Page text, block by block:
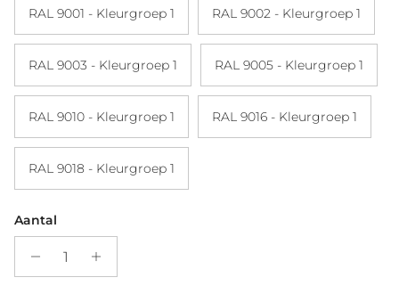
RAL 9001 - Kleurgroep 1 RAL 9002 - Kleurgroep 1
RAL 9003 - Kleurgroep 1 RAL 9005 - Kleurgroep 1
RAL 9010 - Kleurgroep 1 RAL 9016 - Kleurgroep 1
RAL 9018 - Kleurgroep 1
Aantal